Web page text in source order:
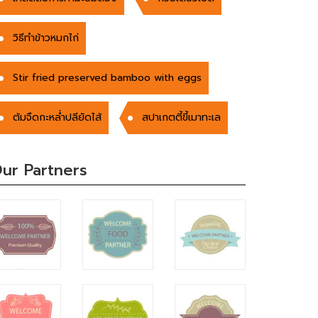
วิธีทำข้าวหมกไก่
Stir fried preserved bamboo with eggs
ต้มจืดกะหล่ำปลียัดไส้ สปาเกตตี้ขี้เมาทะเล
Partners